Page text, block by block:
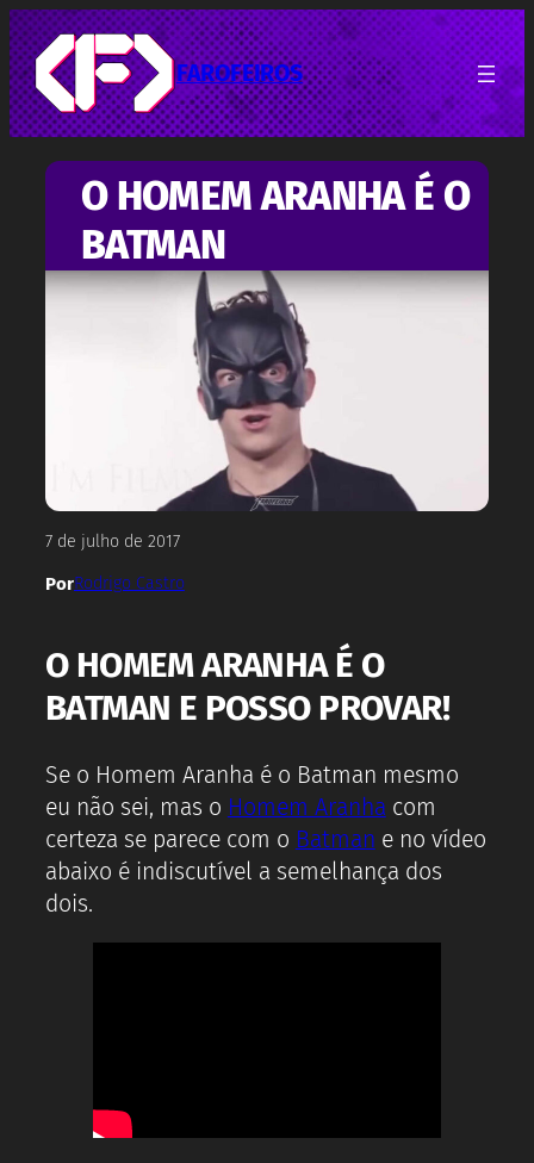
Pular
para
o
conteúdo
FAROFEIROS
O HOMEM ARANHA É O
BATMAN
7 de julho de 2017
PorRodrigo Castro
O HOMEM ARANHA É O
BATMAN E POSSO PROVAR!
Se o Homem Aranha é o Batman mesmo
eu não sei, mas o Homem Aranha com
certeza se parece com o Batman e no vídeo
abaixo é indiscutível a semelhança dos
dois.